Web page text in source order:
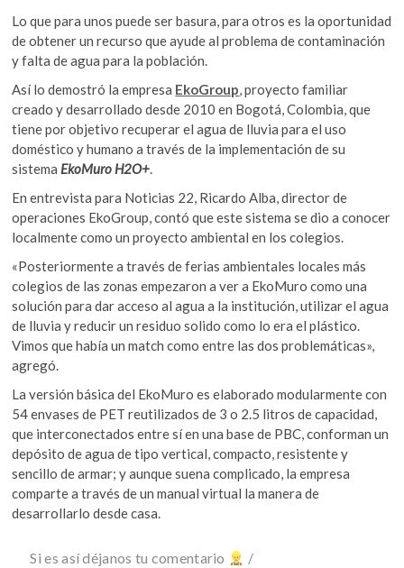
Lo que para unos puede ser basura, para otros es la oportunidad
de obtener un recurso que ayude al problema de contaminación
y falta de agua para la población.
Así lo demostró la empresa EkoGroup, proyecto familiar
creado y desarrollado desde 2010 en Bogotá, Colombia, que
tiene por objetivo recuperar el agua de lluvia para el uso
doméstico y humano a través de la implementación de su
sistemaEkoMuro H2O+.
En entrevista para Noticias 22, Ricardo Alba, director de
operaciones EkoGroup, contó que este sistema se dio a conocer
localmente como un proyecto ambiental en los colegios.
«Posteriormente a través de ferias ambientales locales más
colegios de las zonas empezaron a ver a EkoMuro como una
solución para dar acceso al agua a la institución, utilizar el agua
de lluvia y reducir un residuo solido como lo era el plástico.
Vimos que había un match como entre las dos problemáticas»,
agregó.
La versión básica del EkoMuro es elaborado modularmente con
54 envases de PET reutilizados de 3 o 2.5 litros de capacidad,
que interconectados entre sí en una base de PBC, conforman un
depósito de agua de tipo vertical, compacto, resistente y
sencillo de armar; y aunque suena complicado, la empresa
comparte a través de un manual virtual la manera de
desarrollarlo desde casa.
Si es así déjanos tu comentario
/ ⠀